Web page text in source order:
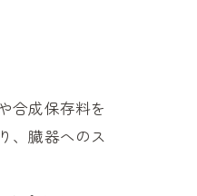
合成保存料を
、臓器へのス